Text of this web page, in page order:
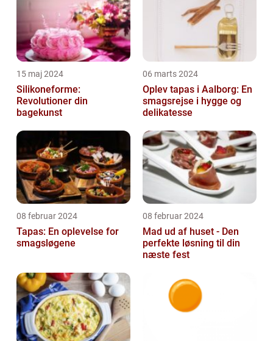
15 maj 2024
Silikoneforme:
Revolutioner din
bagekunst
06 marts 2024
Oplev tapas i Aalborg: En
smagsrejse i hygge og
delikatesse
08 februar 2024
Tapas: En oplevelse for
smagsløgene
08 februar 2024
Mad ud af huset - Den
perfekte løsning til din
næste fest